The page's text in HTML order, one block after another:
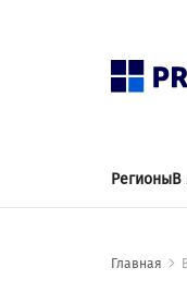
РегионыВ
Главная